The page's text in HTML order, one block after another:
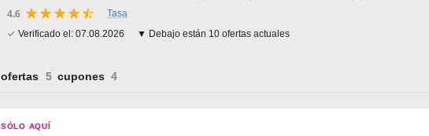
4.6
Tasa
✓ Verificado el: 07.08.2026 ▼ Debajo están 10 ofertas actuales
ofertas cupones
SÓLO AQUÍ